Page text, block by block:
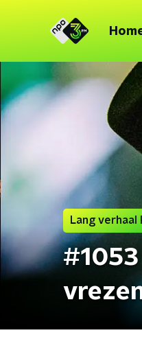
Lang verhaal